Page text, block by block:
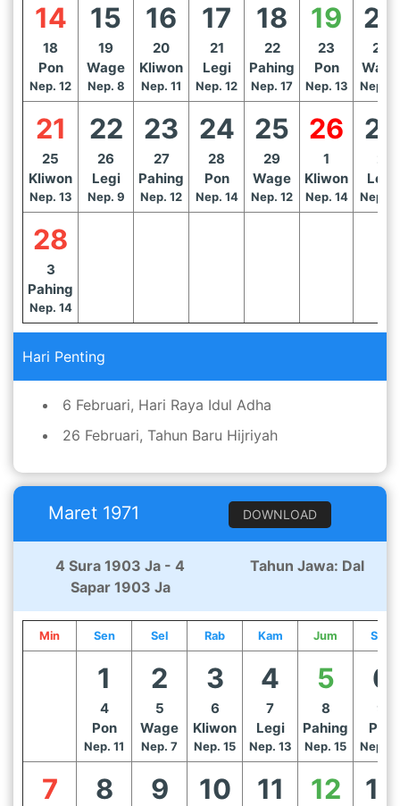
14
18
Pon
Nep. 12
15
19
Wage
Nep. 8
16
20
Kliwon
Nep. 11
17
21
Legi
Nep. 12
18
22
Pahing
Nep. 17
19
23
Pon
Nep. 13
20
24
Wage
Nep.
21
25
Kliwon
Nep. 13
22
26
Legi
Nep. 9
23
27
Pahing
Nep. 12
24
28
Pon
Nep. 14
25
29
Wage
Nep. 12
26
1
Kliwon
Nep. 14
27
2
Legi
Nep.
28
3
Pahing
Nep. 14
Hari Penting
6 Februari, Hari Raya Idul Adha
26 Februari, Tahun Baru Hijriyah
Maret 1971 DOWNLOAD
4 Sura 1903 Ja - 4
Sapar 1903 Ja
Tahun Jawa: Dal
Min Sen Sel Rab Kam Jum Sab
1
4
Pon
Nep. 11
2
5
Wage
Nep. 7
3
6
Kliwon
Nep. 15
4
7
Legi
Nep. 13
5
8
Pahing
Nep. 15
6
9
Pon
Nep.
7 8 9 10 11 12 13